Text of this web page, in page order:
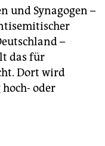
und Synagogen –
–
das für
Dort wird
hoch- oder